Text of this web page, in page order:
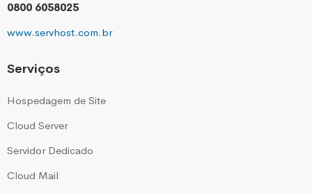
0800 6058025
www.servhost.com.br
Serviços
Hospedagem de Site
Cloud Server
Servidor Dedicado
Cloud Mail